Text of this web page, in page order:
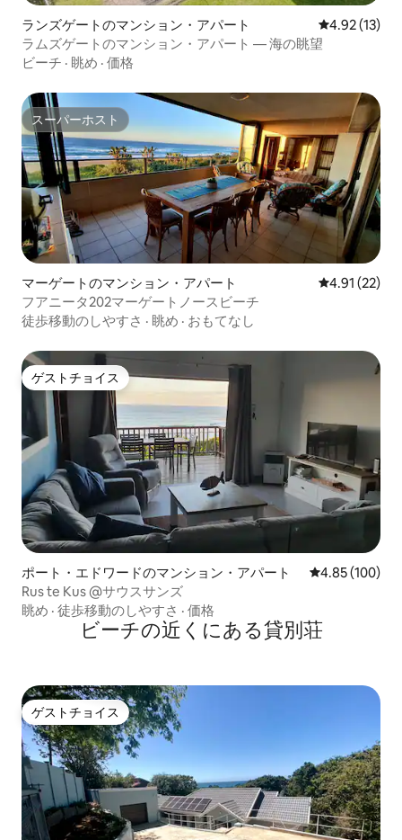
ランズゲートのマンション・アパート レビュー13
4.92 (13)
ラムズゲートのマンション・アパート — 海の眺望
ビーチ · 眺め · 価格
スーパーホスト
スーパーホスト
マーゲートのマンション・アパート レビュー22
4.91 (22)
フアニータ202マーゲートノースビーチ
徒歩移動のしやすさ · 眺め · おもてなし
ゲストチョイス
ゲストチョイス
ポート・エドワードのマンション・アパート レビュー100
4.85 (100)
Rus te Kus @サウスサンズ
眺め · 徒歩移動のしやすさ · 価格
ビーチの近くにある貸別荘
ゲストチョイス
ゲストチョイス